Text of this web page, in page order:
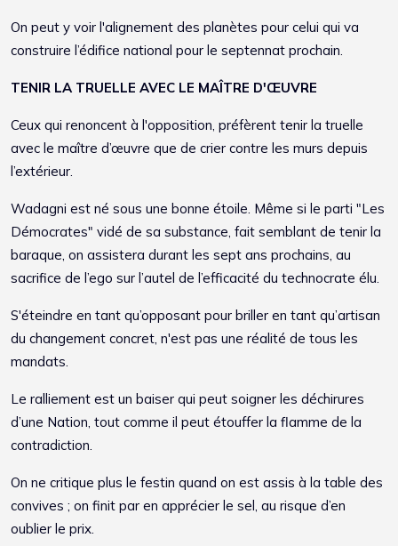
On peut y voir l'alignement des planètes pour celui qui va
construire l’édifice national pour le septennat prochain.
TENIR LA TRUELLE AVEC LE MAÎTRE D'ŒUVRE
Ceux qui renoncent à l'opposition, préfèrent tenir la truelle
avec le maître d’œuvre que de crier contre les murs depuis
l’extérieur.
Wadagni est né sous une bonne étoile. Même si le parti "Les
Démocrates" vidé de sa substance, fait semblant de tenir la
baraque, on assistera durant les sept ans prochains, au
sacrifice de l’ego sur l’autel de l’efficacité du technocrate élu.
S'éteindre en tant qu’opposant pour briller en tant qu’artisan
du changement concret, n'est pas une réalité de tous les
mandats.
Le ralliement est un baiser qui peut soigner les déchirures
d’une Nation, tout comme il peut étouffer la flamme de la
contradiction.
On ne critique plus le festin quand on est assis à la table des
convives ; on finit par en apprécier le sel, au risque d’en
oublier le prix.